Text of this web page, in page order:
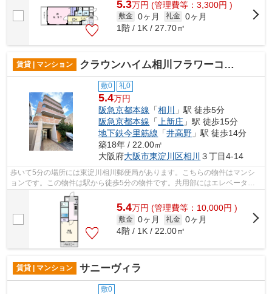
5.3万円 (管理費等：3,300円 )
敷金 0ヶ月 礼金 0ヶ月
1階 / 1K / 27.70㎡
賃貸 | マンション クラウンハイム相川フラワーコート
敷0 礼0
5.4万円
阪急京都本線 「相川
」駅 徒歩5分
阪急京都本線 「 上新庄 」駅 徒歩15分
地下鉄今里筋線 「井高野 」駅 徒歩14分
築18年 / 22.00㎡
大阪府大阪市東淀川区相川 ３丁目4-14
歩いて5分の場所には東淀川相川郵便局があります。こちらの物件はマンシ
ョンです。この物件は駅から徒歩5分の物件です。共用部にはエレベータ・
敷地内ごみ置き場などが備わっておりと...
5.4万円 (管理費等：10,000円 )
敷金 0ヶ月 礼金 0ヶ月
4階 / 1K / 22.00㎡
賃貸 | マンション サニーヴィラ
敷0